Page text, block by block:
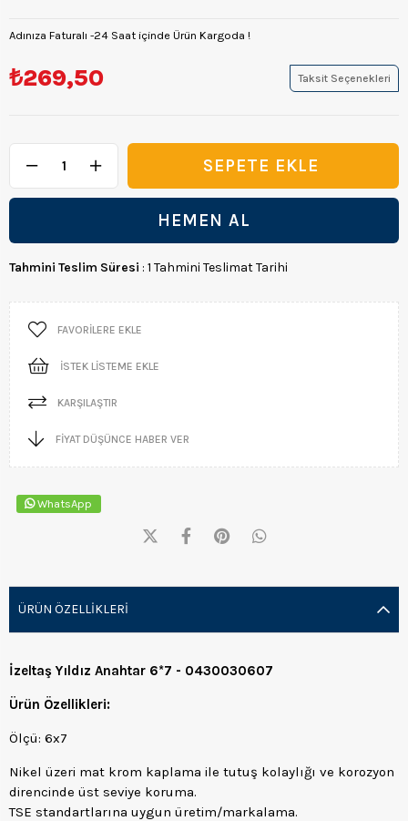
Adınıza Faturalı -24 Saat içinde Ürün Kargoda !
₺269,50 Taksit Seçenekleri
Tahmini Teslim Süresi : 1 Tahmini Teslimat Tarihi
FAVORILERE EKLE
İSTEK LISTEME EKLE
KARŞILAŞTIR
FIYAT DÜŞÜNCE HABER VER
WhatsApp
ÜRÜN ÖZELLIKLERI
İzeltaş Yıldız Anahtar 6*7 - 0430030607
Ürün Özellikleri:
Ölçü: 6x7
Nikel üzeri mat krom kaplama ile tutuş kolaylığı ve korozyon
direncinde üst seviye koruma.
TSE standartlarına uygun üretim/markalama.